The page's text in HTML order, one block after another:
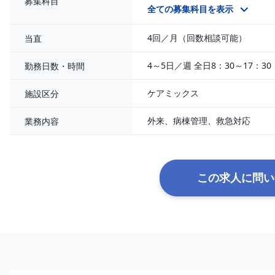
総合診療科
全ての募集科目を表示
当直 4回／月（回数相談可能）
勤務日数・時間 4～5日／週 全日8：30～17：30
施設区分 ケアミックス
業務内容 外来、病棟管理、救急対応
この求人に問